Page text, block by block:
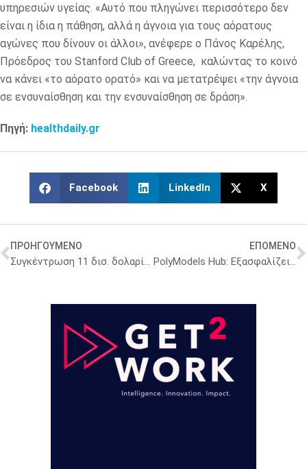
υπηρεσιών υγείας. «Αυτό που πληγώνει περισσότερο δεν
είναι η ίδια η πάθηση, αλλά η άγνοια για τους αόρατους
αγώνες που δίνουν οι άλλοι», ανέφερε ο Πάνος Καρέλης,
Πρόεδρος του Stanford Club of Greece, καλώντας το κοινό
να κάνει «το αόρατο ορατό» και να μετατρέψει «την άγνοια
σε ενσυναίσθηση και την ενσυναίσθηση σε δράση».
Πηγή: healthdaily.gr
Facebook LinkedIn X
ΠΡΟΗΓΟΥΜΕΝΟ ΕΠΟΜΕΝΟ